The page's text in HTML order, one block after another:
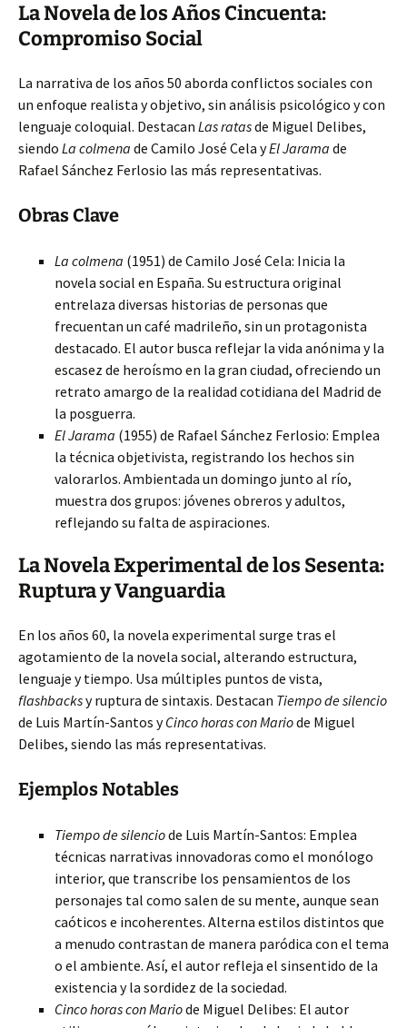
La Novela de los Años Cincuenta:
Compromiso Social
La narrativa de los años 50 aborda conflictos sociales con
un enfoque realista y objetivo, sin análisis psicológico y con
lenguaje coloquial. Destacan Las ratasde Miguel Delibes,
siendo La colmena de Camilo José Cela yEl Jarama de
Rafael Sánchez Ferlosio las más representativas.
Obras Clave
La colmena (1951) de Camilo José Cela: Inicia la
novela social en España. Su estructura original
entrelaza diversas historias de personas que
frecuentan un café madrileño, sin un protagonista
destacado. El autor busca reflejar la vida anónima y la
escasez de heroísmo en la gran ciudad, ofreciendo un
retrato amargo de la realidad cotidiana del Madrid de
la posguerra.
El Jarama (1955) de Rafael Sánchez Ferlosio: Emplea
la técnica objetivista, registrando los hechos sin
valorarlos. Ambientada un domingo junto al río,
muestra dos grupos: jóvenes obreros y adultos,
reflejando su falta de aspiraciones.
La Novela Experimental de los Sesenta:
Ruptura y Vanguardia
En los años 60, la novela experimental surge tras el
agotamiento de la novela social, alterando estructura,
lenguaje y tiempo. Usa múltiples puntos de vista,
flashbacksy ruptura de sintaxis. Destacan Tiempo de silencio
de Luis Martín-Santos yCinco horas con Mariode Miguel
Delibes, siendo las más representativas.
Ejemplos Notables
Tiempo de silenciode Luis Martín-Santos: Emplea
técnicas narrativas innovadoras como el monólogo
interior, que transcribe los pensamientos de los
personajes tal como salen de su mente, aunque sean
caóticos e incoherentes. Alterna estilos distintos que
a menudo contrastan de manera paródica con el tema
o el ambiente. Así, el autor refleja el sinsentido de la
existencia y la sordidez de la sociedad.
Cinco horas con Mariode Miguel Delibes: El autor